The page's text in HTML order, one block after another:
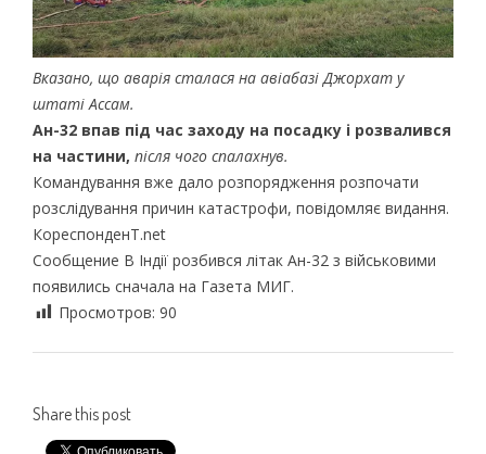
Вказано, що аварія сталася на авіабазі Джорхат у
штаті Ассам.
Ан-32 впав під час заходу на посадку і розвалився
на частини, після чого спалахнув.
Командування вже дало розпорядження розпочати
розслідування причин катастрофи, повідомляє видання.
КореспонденТ.net
Сообщение В Індії розбився літак Ан-32 з військовими
появились сначала на Газета МИГ.
Просмотров: 90
Share this post